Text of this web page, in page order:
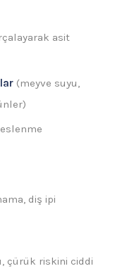
asit
(meyve suyu,
diş ipi
çürük riskini ciddi